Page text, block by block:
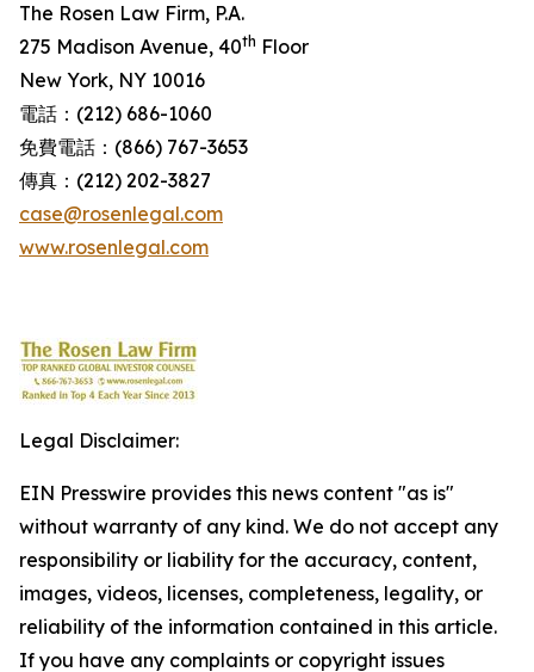
The Rosen Law Firm, P.A.
275 Madison Avenue, 40th Floor
New York, NY 10016
電話：(212) 686-1060
免費電話：(866) 767-3653
傳真：(212) 202-3827
case@rosenlegal.com
www.rosenlegal.com
Legal Disclaimer:
EIN Presswire provides this news content "as is"
without warranty of any kind. We do not accept any
responsibility or liability for the accuracy, content,
images, videos, licenses, completeness, legality, or
reliability of the information contained in this article.
If you have any complaints or copyright issues